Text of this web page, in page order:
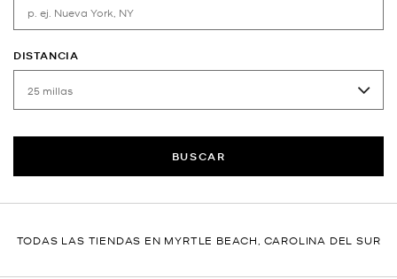
DISTANCIA
BUSCAR
TODAS LAS TIENDAS EN MYRTLE BEACH, CAROLINA DEL SUR